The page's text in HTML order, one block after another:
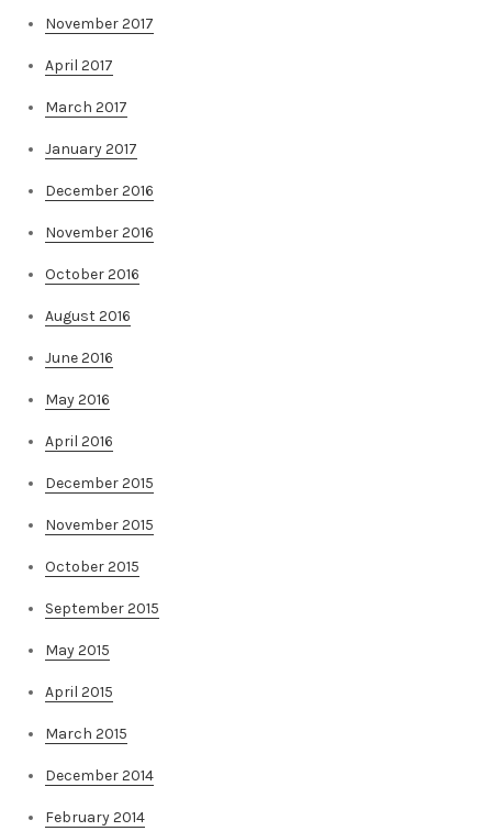
November 2017
April 2017
March 2017
January 2017
December 2016
November 2016
October 2016
August 2016
June 2016
May 2016
April 2016
December 2015
November 2015
October 2015
September 2015
May 2015
April 2015
March 2015
December 2014
February 2014